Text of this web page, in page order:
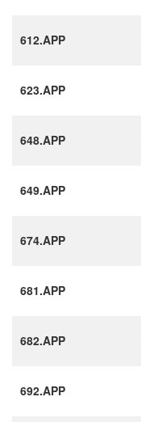
612.APP
623.APP
648.APP
649.APP
674.APP
681.APP
682.APP
692.APP